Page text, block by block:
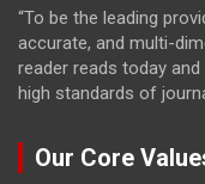
“To be the leading
accurate, and multi-
reader reads today
high standards of
Our Core